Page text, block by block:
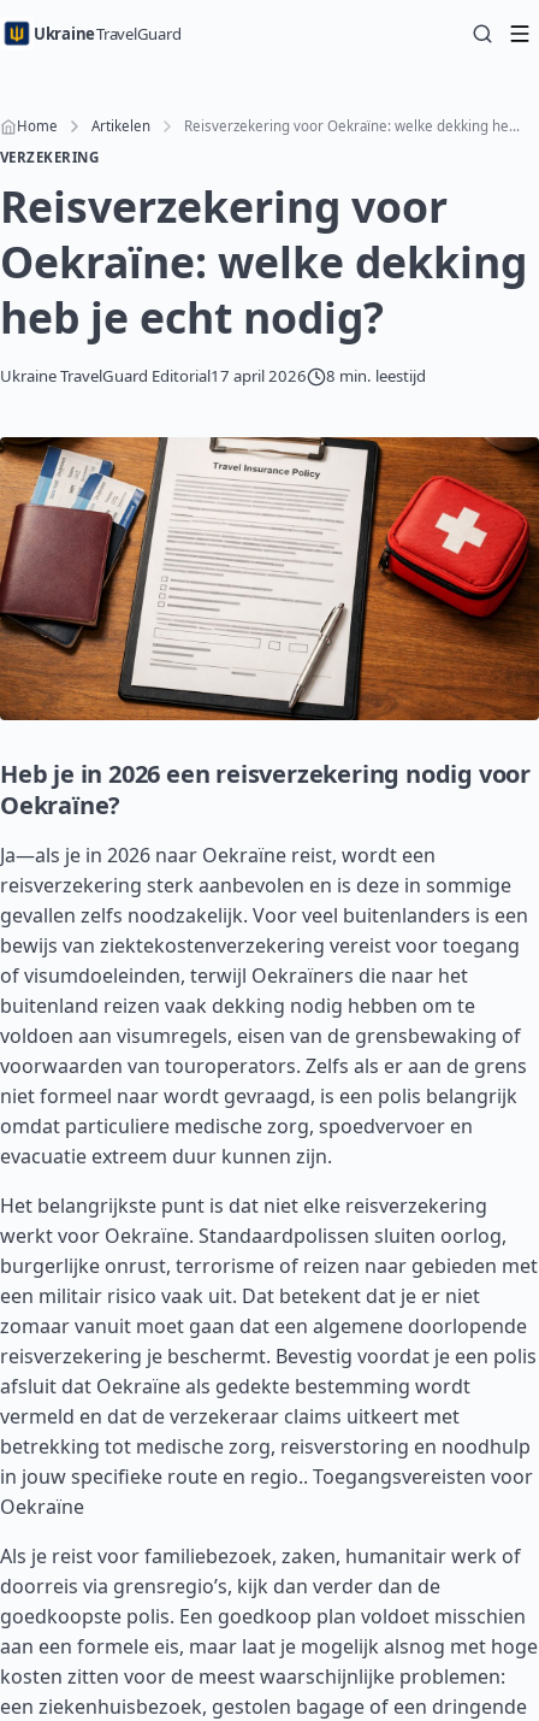
UkraineTravelGuard
Home Artikelen
Reisverzekering voor Oekraïne: welke dekking heb je echt nodig?
VERZEKERING
Reisverzekering voor
Oekraïne: welke dekking
heb je echt nodig?
Ukraine TravelGuard Editorial17 april 2026 8 min. leestijd
Heb je in 2026 een reisverzekering nodig voor
Oekraïne?
Ja—als je in 2026 naar Oekraïne reist, wordt een
reisverzekering sterk aanbevolen en is deze in sommige
gevallen zelfs noodzakelijk. Voor veel buitenlanders is een
bewijs van ziektekostenverzekering vereist voor toegang
of visumdoeleinden, terwijl Oekraïners die naar het
buitenland reizen vaak dekking nodig hebben om te
voldoen aan visumregels, eisen van de grensbewaking of
voorwaarden van touroperators. Zelfs als er aan de grens
niet formeel naar wordt gevraagd, is een polis belangrijk
omdat particuliere medische zorg, spoedvervoer en
evacuatie extreem duur kunnen zijn.
Het belangrijkste punt is dat niet elke reisverzekering
werkt voor Oekraïne. Standaardpolissen sluiten oorlog,
burgerlijke onrust, terrorisme of reizen naar gebieden met
een militair risico vaak uit. Dat betekent dat je er niet
zomaar vanuit moet gaan dat een algemene doorlopende
reisverzekering je beschermt. Bevestig voordat je een polis
afsluit dat Oekraïne als gedekte bestemming wordt
vermeld en dat de verzekeraar claims uitkeert met
betrekking tot medische zorg, reisverstoring en noodhulp
in jouw specifieke route en regio.. Toegangsvereisten voor
Oekraïne
Als je reist voor familiebezoek, zaken, humanitair werk of
doorreis via grensregio’s, kijk dan verder dan de
goedkoopste polis. Een goedkoop plan voldoet misschien
aan een formele eis, maar laat je mogelijk alsnog met hoge
kosten zitten voor de meest waarschijnlijke problemen:
een ziekenhuisbezoek, gestolen bagage of een dringende